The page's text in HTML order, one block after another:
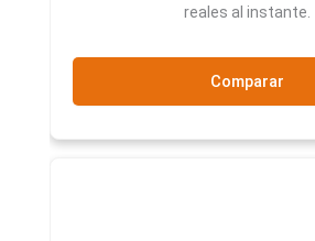
reales al instante.
Comparar